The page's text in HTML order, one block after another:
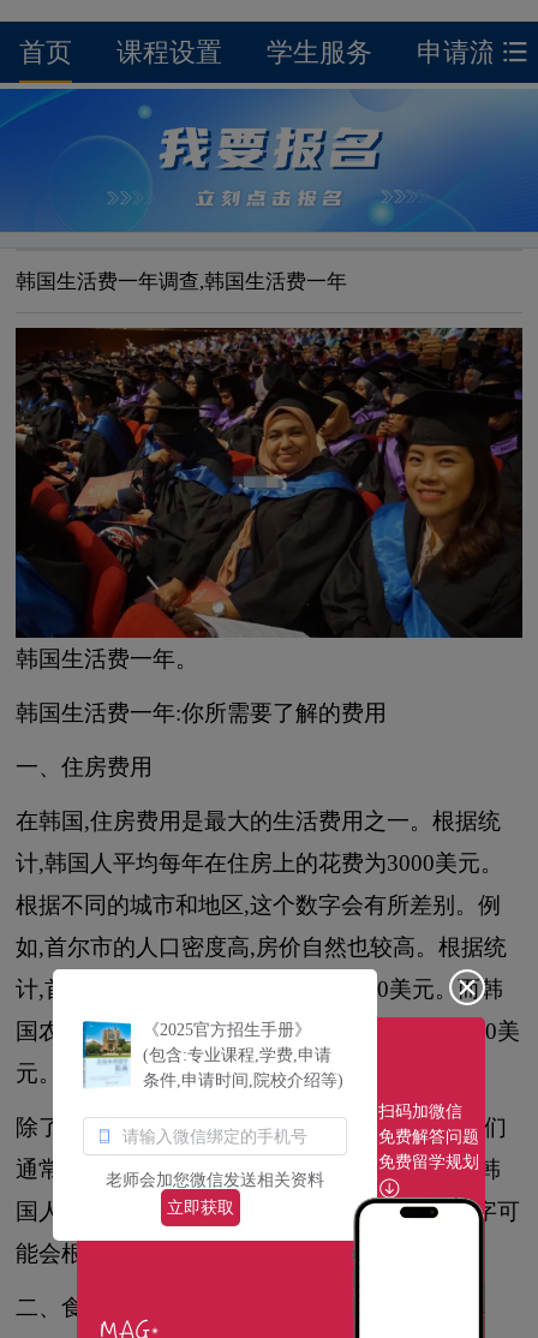
首页 课程设置 学生服务 申请流程
韩国生活费一年调查,韩国生活费一年
韩国生活费一年。
韩国生活费一年:你所需要了解的费用
一、住房费用
在韩国,住房费用是最大的生活费用之一。根据统
计,韩国人平均每年在住房上的花费为3000美元。
根据不同的城市和地区,这个数字会有所差别。例
如,首尔市的人口密度高,房价自然也较高。根据统
计,首尔市公寓的租金每月平均为1000美元。而韩
国农村地区,房价相对较低,每月平均花费约为300美
元。
除了房租,装修也是一个不小的费用。在韩国,人们
通常会选择在购买房屋后进行装修。根据统计,韩
国人在装修上的平均花费为5000美元。这个数字可
能会根据地区和房屋的规模而有所不同。
二、食品费用
《2025官方招生手册》
(包含:专业课程,学费,申请
条件,申请时间,院校介绍等)
老师会加您微信发送相关资料
立即获取
扫码加微信
免费解答问题
免费留学规划